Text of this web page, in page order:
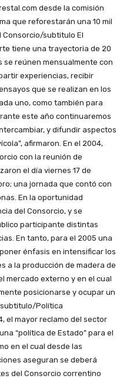
desde la comisión
que reforestarán una 10 mil
subtitulo El
tiene una trayectoria de 20
se reúnen mensualmente con
experiencias, recibir
que se realizan en los
uno, como también para
este año continuaremos
y difundir aspectos
afirmaron. En el 2004,
con la reunión de
el día viernes 17 de
una jornada que contó con
En la oportunidad
del Consorcio, y se
participante distintas
En tanto, para el 2005 una
énfasis en intensificar los
a la producción de madera de
mercado externo y en el cual
posicionarse y ocupar un
subtitulo/Política
el mayor reclamo del sector
“política de Estado” para el
en el cual desde las
aseguran se deberá
del Consorcio correntino